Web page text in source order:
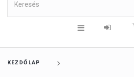
KEZDŐLAP